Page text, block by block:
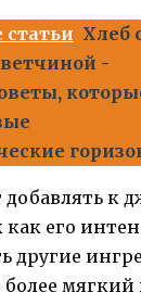
Хлеб
-
добавлять к
как его
другие
более